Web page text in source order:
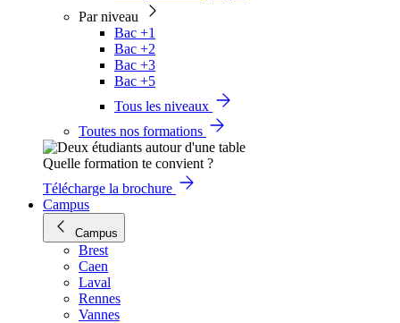
Par niveau
Bac +1
Bac +2
Bac +3
Bac +5
Tous les niveaux
Toutes nos formations
Quelle formation te convient ?
Télécharge la brochure
Campus
Campus
Brest
Caen
Laval
Rennes
Vannes